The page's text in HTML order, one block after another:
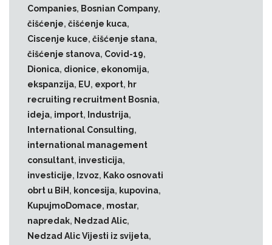
Companies, Bosnian Company,
čišćenje, čišćenje kuca,
Ciscenje kuce, čišćenje stana,
čišćenje stanova, Covid-19,
Dionica, dionice, ekonomija,
ekspanzija, EU, export, hr
recruiting recruitment Bosnia,
ideja, import, Industrija,
International Consulting,
international management
consultant, investicija,
investicije, Izvoz, Kako osnovati
obrt u BiH , koncesija, kupovina,
KupujmoDomace, mostar,
napredak, Nedzad Alic,
Nedzad Alic Vijesti iz svijeta,